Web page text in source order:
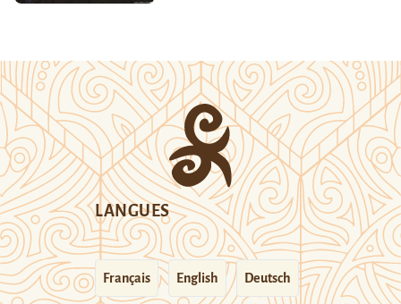
LANGUES
Français English Deutsch